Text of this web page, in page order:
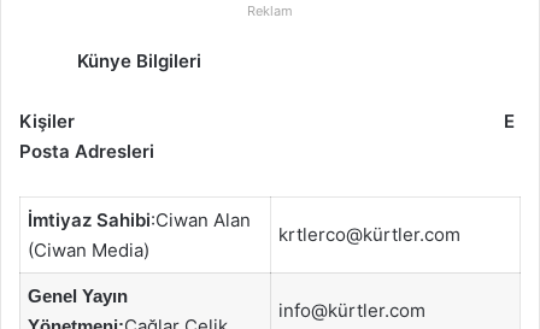
Reklam
Künye Bilgileri
Kişiler E
Posta Adresleri
İmtiyaz Sahibi:Ciwan Alan
(Ciwan Media)
krtlerco@kürtler.com
Genel Yayın
info@kürtler.com